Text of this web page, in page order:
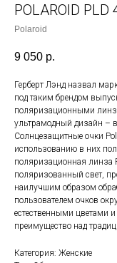
POLAROID
Polaroid
9 050 р.
Герберт Лэнд назвал
под таким брендом
поляризационными
ультрамодный дизайн –
Солнцезащитные очки
использованию в них
поляризационная линза
поляризованный свет,
наилучшим образом
пользователем очков
естественными цветами
преимущество над
Категория: Женские